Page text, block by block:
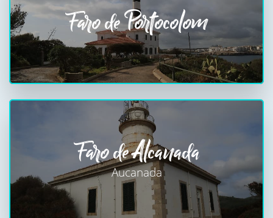
Faro de Portocolom
Faro de Alcanada
Aucanada